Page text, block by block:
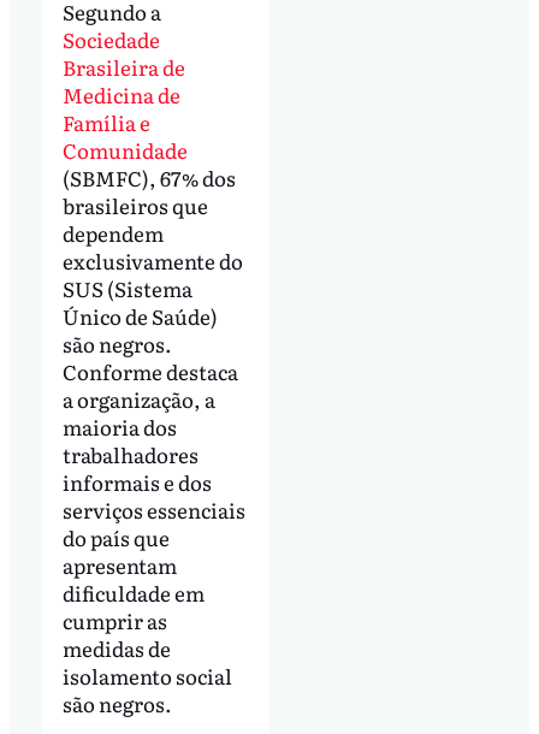
Segundo a
Sociedade
Brasileira de
Medicina de
Família e
Comunidade
(SBMFC), 67% dos
brasileiros que
dependem
exclusivamente do
SUS (Sistema
Único de Saúde)
são negros.
Conforme destaca
a organização, a
maioria dos
trabalhadores
informais e dos
serviços essenciais
do país que
apresentam
dificuldade em
cumprir as
medidas de
isolamento social
são negros.